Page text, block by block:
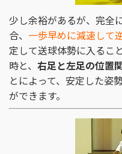
少し余裕があるが、完全
合、 一歩早めに減速して
定して送球体勢に入るこ
時と、 右足と左足の位置
とによって、安定した姿
ができます。